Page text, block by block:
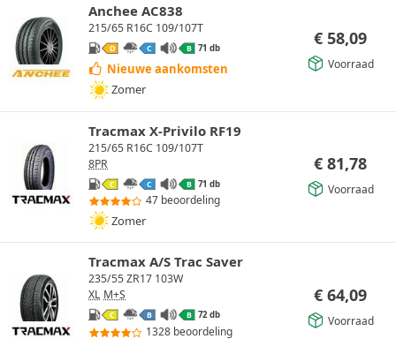
Anchee AC838
215/65 R16C 109/107T
D C B 71 db
Nieuwe aankomsten
Zomer
€ 58,09
Voorraad
Tracmax X-Privilo RF19
215/65 R16C 109/107T
8PR
C C B 71 db
47 beoordeling
Zomer
€ 81,78
Voorraad
Tracmax A/S Trac Saver
235/55 ZR17 103W
XL M+S
C B B 72 db
1328 beoordeling
€ 64,09
Voorraad